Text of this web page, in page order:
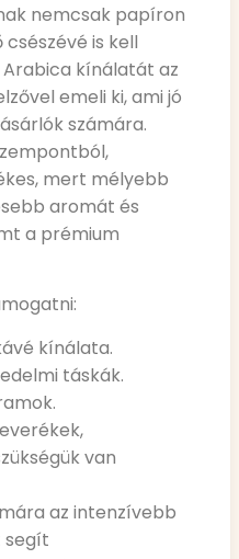
nemcsak papíron
is kell
Arabica kínálatát az
emeli ki, ami jó
számára.
mert mélyebb
aromát és
a prémium
kínálata.
táskák.
van
az intenzívebb
segít